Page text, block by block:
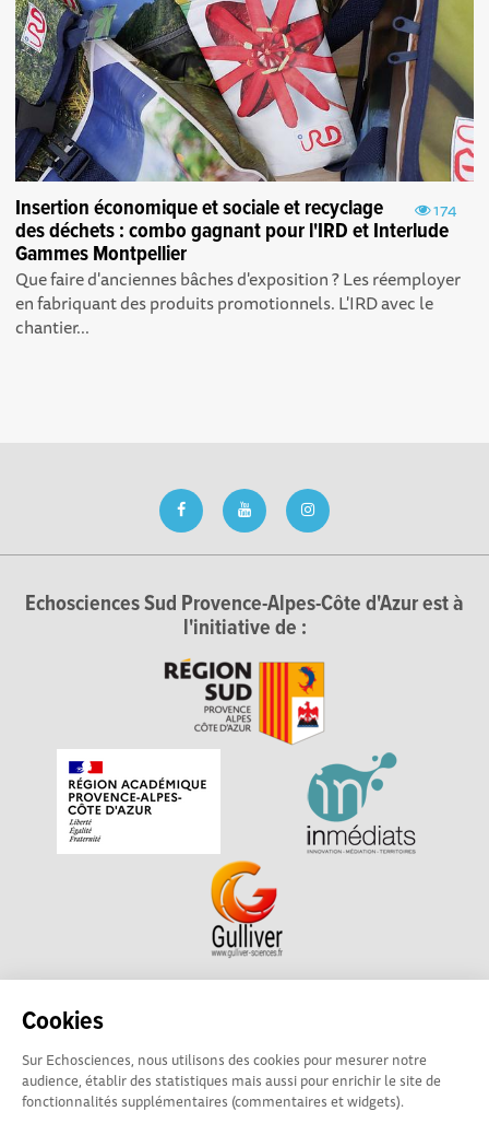
Cookies
Sur Echosciences, nous utilisons des cookies pour mesurer notre
audience, établir des statistiques mais aussi pour enrichir le site de
fonctionnalités supplémentaires (commentaires et widgets).
174
Insertion économique et sociale et recyclage
des déchets : combo gagnant pour l'IRD et Interlude
Gammes Montpellier
Que faire d'anciennes bâches d'exposition ? Les réemployer
en fabriquant des produits promotionnels. L'IRD avec le
chantier...
Echosciences Sud Provence-Alpes-Côte d'Azur est à
l'initiative de :
Echosciences Sud Provence-Alpes-Côte d'Azur est à
académique pour la Recherche et l'Innovation Provence-
Alpes-Côte d'Azur. La plateforme est mise en oeuvre pour
vous parGulliver